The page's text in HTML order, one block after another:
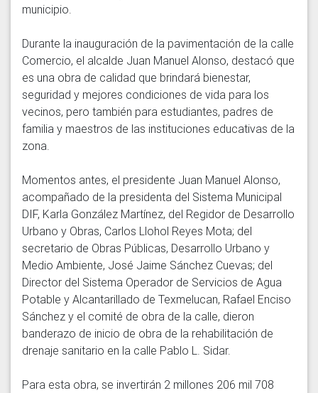
municipio.
Durante la inauguración de la pavimentación de la calle
Comercio, el alcalde Juan Manuel Alonso, destacó que
es una obra de calidad que brindará bienestar,
seguridad y mejores condiciones de vida para los
vecinos, pero también para estudiantes, padres de
familia y maestros de las instituciones educativas de la
zona.
Momentos antes, el presidente Juan Manuel Alonso,
acompañado de la presidenta del Sistema Municipal
DIF, Karla González Martínez, del Regidor de Desarrollo
Urbano y Obras, Carlos Llohol Reyes Mota; del
secretario de Obras Públicas, Desarrollo Urbano y
Medio Ambiente, José Jaime Sánchez Cuevas; del
Director del Sistema Operador de Servicios de Agua
Potable y Alcantarillado de Texmelucan, Rafael Enciso
Sánchez y el comité de obra de la calle, dieron
banderazo de inicio de obra de la rehabilitación de
drenaje sanitario en la calle Pablo L. Sidar.
Para esta obra, se invertirán 2 millones 206 mil 708